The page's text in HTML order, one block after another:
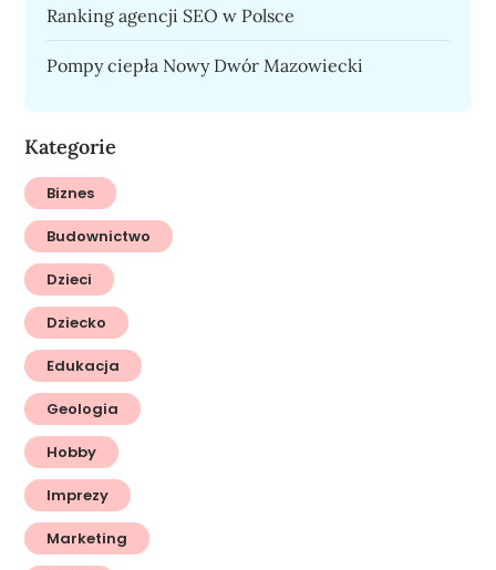
Ranking agencji SEO w Polsce
Pompy ciepła Nowy Dwór Mazowiecki
Kategorie
Biznes
Budownictwo
Dzieci
Dziecko
Edukacja
Geologia
Hobby
Imprezy
Marketing